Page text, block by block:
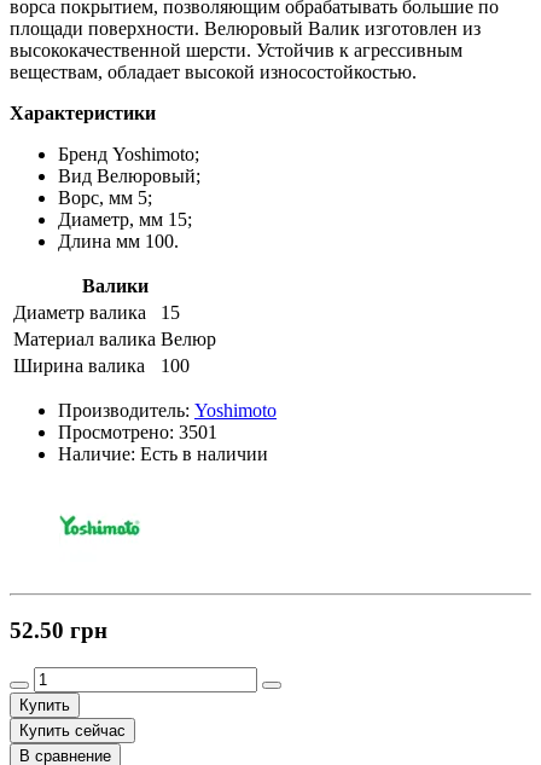
ворса покрытием, позволяющим обрабатывать большие по
площади поверхности. Велюровый Валик изготовлен из
высококачественной шерсти. Устойчив к агрессивным
веществам, обладает высокой износостойкостью.
Характеристики
Бренд Yoshimoto;
Вид Велюровый;
Ворс, мм 5;
Диаметр, мм 15;
Длина мм 100.
Валики
Диаметр валика
15
Материал валика Велюр
Ширина валика
100
Производитель: Yoshimoto
Просмотрено: 3501
Наличие: Есть в наличии
52.50 грн
Купить
Купить сейчас
В сравнение